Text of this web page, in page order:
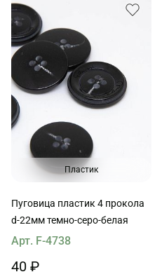
Пластик
Пуговица пластик 4 прокола
d-22мм темно-серо-белая
Арт. F-4738
40 ₽